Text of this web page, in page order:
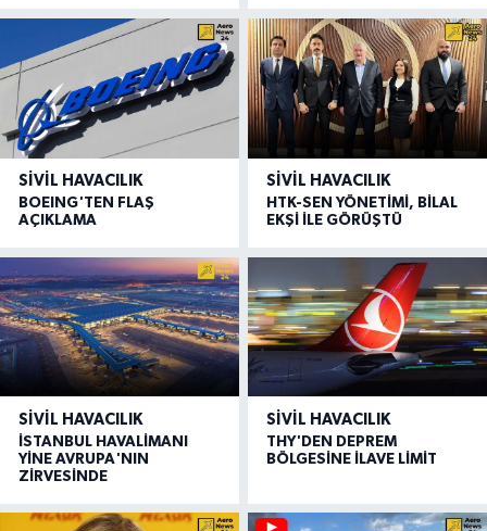
SIVIL HAVACILIK
BOEING'TEN FLAŞ
AÇIKLAMA
SIVIL HAVACILIK
HTK-SEN YÖNETİMİ, BİLAL
EKŞİ İLE GÖRÜŞTÜ
SIVIL HAVACILIK
İSTANBUL HAVALİMANI
YİNE AVRUPA'NIN
ZİRVESİNDE
SIVIL HAVACILIK
THY'DEN DEPREM
BÖLGESİNE İLAVE LİMİT